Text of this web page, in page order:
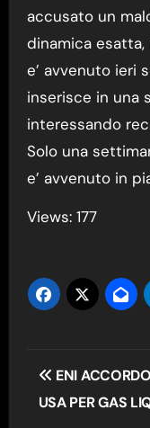
accusato un
dinamica esatta,
e’ avvenuto ieri
inserisce in una
interessando
Solo una
e’ avvenuto in
Views: 177
articoli
ENI
USA PER GAS